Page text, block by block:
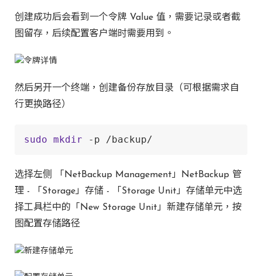
创建成功后会看到一个令牌 Value 值，需要记录或者截
图留存，后续配置客户端时需要用到。
然后另开一个终端，创建备份存放目录（可根据需求自
行更换路径）
sudo mkdir -p /backup/
选择左侧 「NetBackup Management」NetBackup 管
理 - 「Storage」存储 - 「Storage Unit」存储单元中选
择工具栏中的「New Storage Unit」新建存储单元，按
图配置存储路径